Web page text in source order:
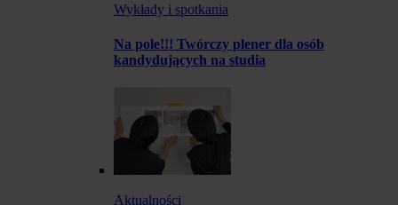
Wykłady i spotkania
Na pole!!! Twórczy plener dla osób
kandydujących na studia
Aktualności